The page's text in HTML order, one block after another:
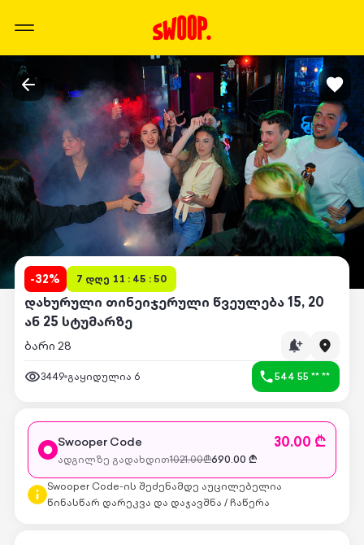
-32% 7 დღე 11 : 45 : 50
დახურული თინეიჯერული წვეულება 15, 20
ან 25 სტუმარზე
ბარი 28
3449 გაყიდულია 6 544 55 ** **
Swooper Code 30.00 ₾
ადგილზე გადახდით1021.00₾690.00 ₾
Swooper Code-ის შეძენამდე აუცილებელია
წინასწარ დარეკვა და დაჯავშნა / ჩაწერა